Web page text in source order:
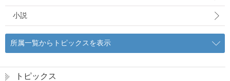
小説
所属一覧からトピックスを表示
トピックス